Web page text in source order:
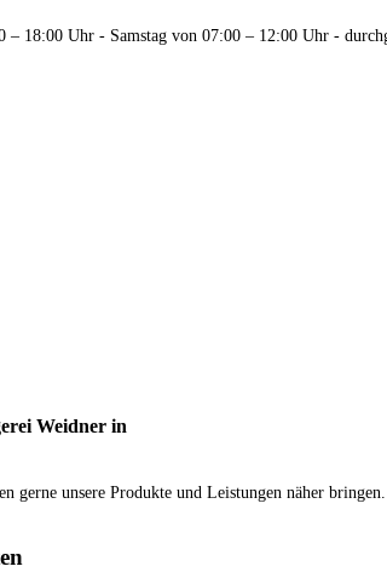
18:00 Uhr - Samstag von 07:00 – 12:00 Uhr -
Weidner in
unsere Produkte und Leistungen näher bringen.